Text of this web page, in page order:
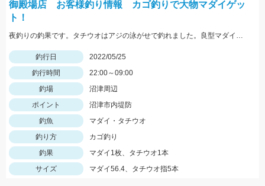
御殿場店 お客様釣り情報 カゴ釣りで大物マダイゲッ
ト！
夜釣りの釣果です。タチウオはアジの泳がせで釣れました。良型マダイおめでとうございます。
釣行日
2022/05/25
釣行時間
22:00～09:00
釣場
沼津周辺
ポイント
沼津市内堤防
釣魚
マダイ・タチウオ
釣り方
カゴ釣り
釣果
マダイ1枚、タチウオ1本
サイズ
マダイ56.4、タチウオ指5本